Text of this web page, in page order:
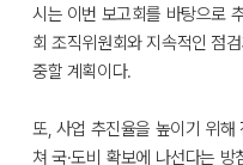
시는 이번 보고회를 바탕으로
회 조직위원회와 지속적인 점
중할 계획이다.
또, 사업 추진율을 높이기 위해
쳐 국·도비 확보에 나선다는 방